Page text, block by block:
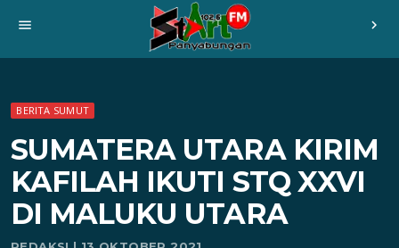
menu chevron_right
BERITA SUMUT
SUMATERA UTARA KIRIM
KAFILAH IKUTI STQ XXVI
DI MALUKU UTARA